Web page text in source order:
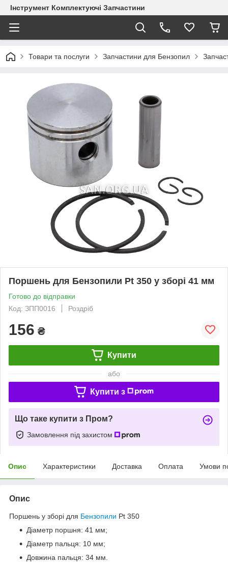
Інструмент Комплектуючі Запчастини
Товари та послуги Запчастини для Бензопил
Поршень для Бензопили Pt 350 у зборі 41 мм
Готово до відправки
Код: ЗПП0016
Роздріб
156 ₴
Купити
або
Купити з
Що таке купити з Пром?
Замовлення під захистом
Опис Характеристики Доставка Оплата Умови
Опис
Поршень у зборі для Бензопили Pt 350
Діаметр поршня: 41 мм;
Діаметр пальця: 10 мм;
Довжина пальця: 34 мм.